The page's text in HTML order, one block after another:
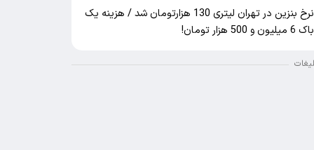
نرخ بنزین در تهران لیتری 130 هزارتومان شد / هزینه یک
باک 6 میلیون و 500 هزار تومان!